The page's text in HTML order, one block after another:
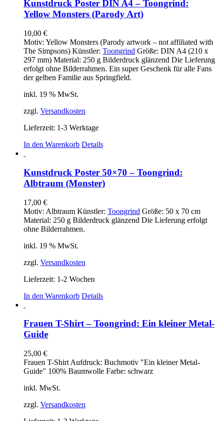
Kunstdruck Poster DIN A4 – Toongrind:
Yellow Monsters (Parody Art)
10,00 €
Motiv: Yellow Monsters (Parody artwork – not affiliated with
The Simpsons) Künstler: Toongrind Größe: DIN A4 (210 x
297 mm) Material: 250 g Bilderdruck glänzend Die Lieferung
erfolgt ohne Bilderrahmen. Ein super Geschenk für alle Fans
der gelben Familie aus Springfield.
inkl. 19 % MwSt.
zzgl. Versandkosten
Lieferzeit: 1-3 Werktage
In den Warenkorb Details
Kunstdruck Poster 50×70 – Toongrind:
Albtraum (Monster)
17,00 €
Motiv: Albtraum Künstler: Toongrind Größe: 50 x 70 cm
Material: 250 g Bilderdruck glänzend Die Lieferung erfolgt
ohne Bilderrahmen.
inkl. 19 % MwSt.
zzgl. Versandkosten
Lieferzeit: 1-2 Wochen
In den Warenkorb Details
Frauen T-Shirt – Toongrind: Ein kleiner Metal-
Guide
25,00 €
Frauen T-Shirt Aufdruck: Buchmotiv "Ein kleiner Metal-
Guide" 100% Baumwolle Farbe: schwarz
inkl. MwSt.
zzgl. Versandkosten